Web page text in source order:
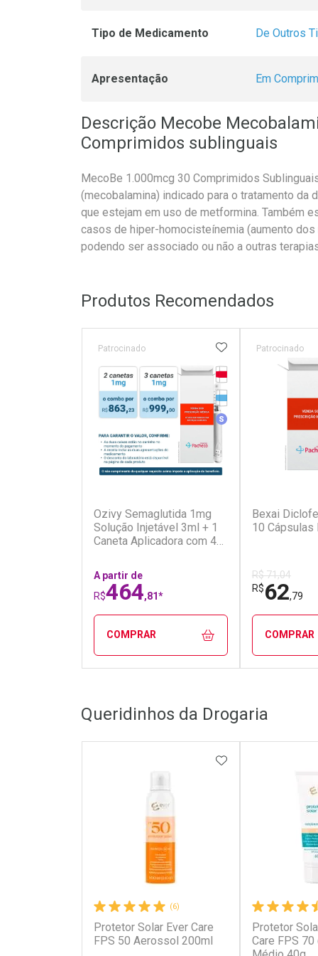
Tipo de Medicamento De Outros
Apresentação Em
Descrição Mecobe
Comprimidos sublinguais
MecoBe 1.000mcg 30 Comprimidos
(mecobalamina) indicado para o tratamento da
que estejam em uso de metformina. Também
casos de hiper-homocisteínemia (aumento
podendo ser associado ou não a outras
Produtos Recomendados
Ozivy Semaglutida 1mg
Solução Injetável 3ml + 1
Caneta Aplicadora com 4
Tarja Vermelha
Medicamento
Medicamento
Patrocinado
A partir de
R$464,81*
ADICIONAR AOS
COMPRAR
Laboratório
Ativar Desconto
Por Menos
Bexai
10 Cápsulas
Patrocinado
R$ 71,04
R$62,79
COMPRAR
Ativar
Por
Queridinhos da Drogaria
(6)
Protetor Solar Ever Care
FPS 50 Aerossol 200ml
ADICIONAR AOS
Protetor
Care FPS 70